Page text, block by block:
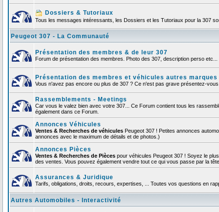
Dossiers & Tutoriaux
Tous les messages intéressants, les Dossiers et les Tutoriaux pour la 307
Peugeot 307 - La Communauté
Présentation des membres & de leur 307
Forum de présentation des membres. Photo des 307, description perso
Présentation des membres et véhicules autres marques
Vous n'avez pas encore ou plus de 307 ? Ce n'est pas grave présentez-
Rassemblements - Meetings
Car vous le valez bien avec votre 307... Ce Forum contient tous les
également dans ce Forum.
Annonces Véhicules
Ventes & Recherches de véhicules Peugeot 307 ! Petites annonces
annonces avec le maximum de détails et de photos.)
Annonces Pièces
Ventes & Recherches de Pièces pour véhicules Peugeot 307 ! Soyez le
des ventes. Vous pouvez également vendre tout ce qui vous passe par la
Assurances & Juridique
Tarifs, obligations, droits, recours, expertises, ... Toutes vos questions en
Autres Automobiles - Interactivité